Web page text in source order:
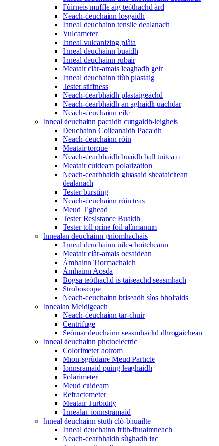
Fùirneis muffle aig teòthachd àrd
Neach-deuchainn losgaidh
Inneal deuchainn tensile dealanach
Vulcameter
Inneal vulcanizing plàta
Inneal deuchainn buaidh
Inneal deuchainn rubair
Meatair clàr-amais leaghadh geir
Inneal deuchainn tiùb plastaig
Tester stiffness
Neach-dearbhaidh plastaigeachd
Neach-dearbhaidh an aghaidh uachdar
Neach-deuchainn eile
Inneal deuchainn pacaidh cungaidh-leigheis
Deuchainn Coileanaidh Pacaidh
Neach-deuchainn ròin
Meatair torque
Neach-dearbhaidh buaidh ball tuiteam
Meatair cuideam polarization
Neach-dearbhaidh gluasaid sheataichean
dealanach
Tester bursting
Neach-deuchainn ròin teas
Meud Tighead
Tester Resistance Buaidh
Tester toll prìne foil alùmanum
Innealan deuchainn gnìomhachais
Inneal deuchainn uile-choitcheann
Meatair clàr-amais ocsaidean
Àmhainn Tiormachaidh
Àmhainn Aosda
Bogsa teòthachd is taiseachd seasmhach
Stroboscope
Neach-deuchainn briseadh sìos bholtaids
Innealan Meidigeach
Neach-deuchainn tar-chuir
Centrifuge
Seòmar deuchainn seasmhachd dhrogaichean
Inneal deuchainn photoelectric
Colorimeter aotrom
Mion-sgrùdaire Meud Particle
Ionnsramaid puing leaghaidh
Polarimeter
Meud cuideam
Refractometer
Meatair Turbidity
Innealan ionnstramaid
Inneal deuchainn stuth clò-bhuailte
Inneal deuchainn frith-fhuaimneach
Neach-dearbhaidh sùghadh inc